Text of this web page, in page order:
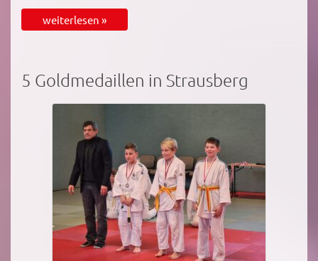
weiterlesen »
5 Goldmedaillen in Strausberg